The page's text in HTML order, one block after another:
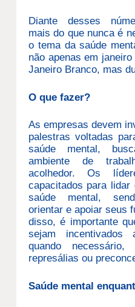
Diante desses
mais do que nunca é
o tema da saúde
não apenas em
Janeiro Branco, mas
O que fazer?
As empresas devem
palestras voltadas
saúde mental,
ambiente de
acolhedor. Os
capacitados para lidar
saúde mental,
orientar e apoiar seus
disso, é importante
sejam incentivados
quando
represálias ou
Saúde mental